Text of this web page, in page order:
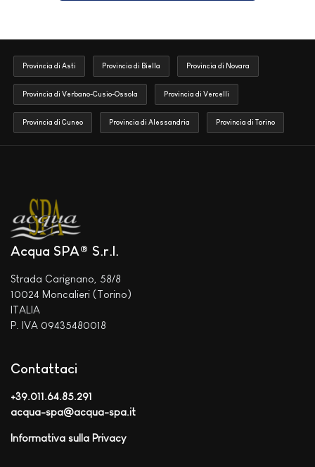
Provincia di Asti Provincia di Biella Provincia di Novara
Provincia di Verbano-Cusio-Ossola Provincia di Vercelli
Provincia di Cuneo Provincia di Alessandria Provincia di Torino
Acqua SPA® S.r.l.
Strada Carignano, 58/8
10024 Moncalieri (Torino)
ITALIA
P. IVA 09435480018
Contattaci
+39.011.64.85.291
acqua-spa@acqua-spa.it
Informativa sulla Privacy